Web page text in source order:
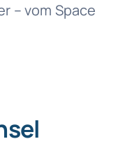
– vom Space